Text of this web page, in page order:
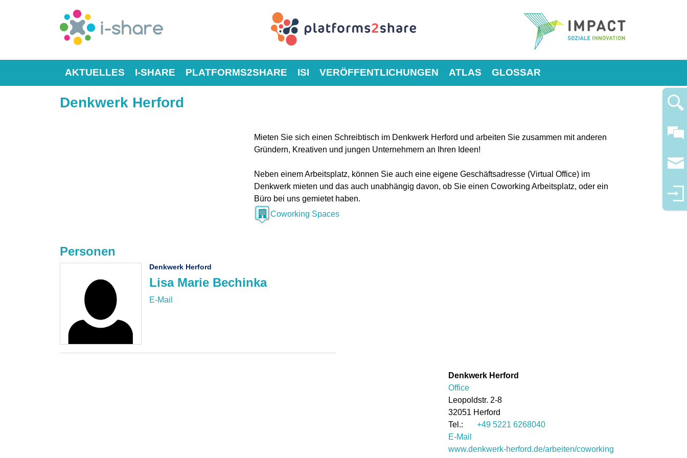
AKTUELLES I-SHARE PLATFORMS2SHARE ISI VERÖFFENTLICHUNGEN ATLAS GLOSSAR
Denkwerk Herford
Mieten Sie sich einen Schreibtisch im Denkwerk Herford und arbeiten Sie zusammen mit anderen
Gründern, Kreativen und jungen Unternehmern an Ihren Ideen!
Neben einem Arbeitsplatz, können Sie auch eine eigene Geschäftsadresse (Virtual Office) im
Denkwerk mieten und das auch unabhängig davon, ob Sie einen Coworking Arbeitsplatz, oder ein
Büro bei uns gemietet haben.
Coworking Spaces
Personen
Lisa Marie Bechinka
Denkwerk Herford
Denkwerk Herford
Office
Leopoldstr. 2-8
32051 Herford
+49 5221 6268040
E-Mail
www.denkwerk-herford.de/arbeiten/coworking